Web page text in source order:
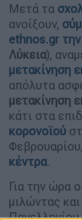
Μετά τα
ανοίξουν,
ethnos.gr
Λύκεια),
μετακίνηση
απόλυτα
μετακίνηση
κάτι στα
κορονοϊού
κέντρα.
Για την ώρα
μιλώντας